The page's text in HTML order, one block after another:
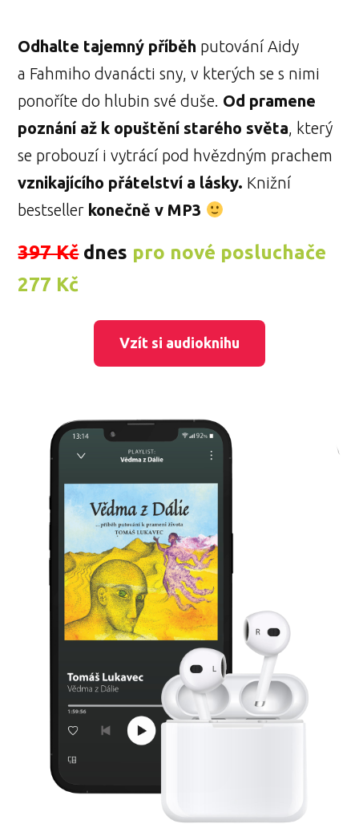
Odhalte tajemný příběh putování Aidy
a Fahmiho dvanácti sny, v kterých se s nimi
ponoříte do hlubin své duše. Od pramene
poznání až k opuštění starého světa, který
se probouzí i vytrácí pod hvězdným prachem
vznikajícího přátelství a lásky. Knižní
bestseller konečně v MP3
397 Kč dnes pro nové posluchače
277 Kč
Vzít si audioknihu